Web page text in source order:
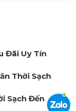
Đãi Uy Tín
Thời Sạch
Sạch Đến